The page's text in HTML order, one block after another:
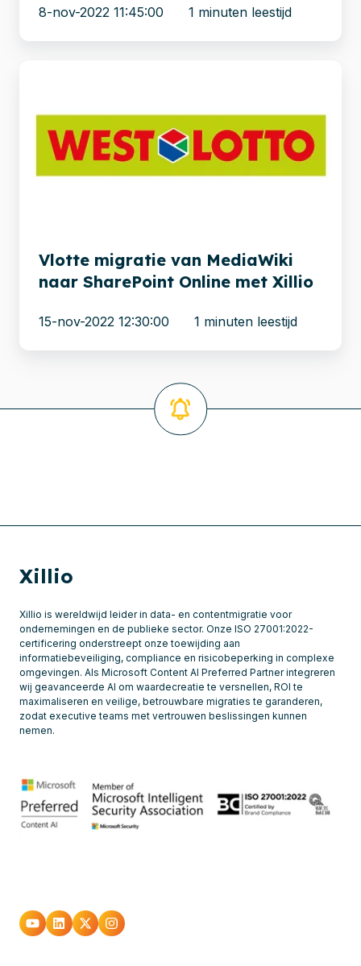
8-nov-2022 11:45:00 1 minuten leestijd
van
MediaWiki
XillioVlotte migratie van MediaWiki
naar SharePoint Online met Xillio
15-nov-2022 12:30:00 1 minuten leestijd
Xillio
Xillio is wereldwijd leider in data- en contentmigratie voor
ondernemingen en de publieke sector. Onze ISO 27001:2022-
certificering onderstreept onze toewijding aan
informatiebeveiliging, compliance en risicobeperking in complexe
omgevingen. Als Microsoft Content AI Preferred Partner integreren
wij geavanceerde AI om waardecreatie te versnellen, ROI te
maximaliseren en veilige, betrouwbare migraties te garanderen,
zodat executive teams met vertrouwen beslissingen kunnen
nemen.